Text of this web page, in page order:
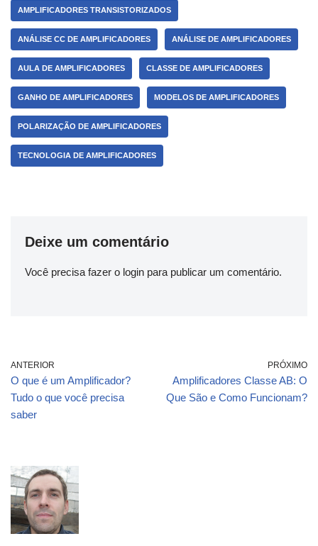
AMPLIFICADORES TRANSISTORIZADOS
ANÁLISE CC DE AMPLIFICADORES ANÁLISE DE AMPLIFICADORES
AULA DE AMPLIFICADORES CLASSE DE AMPLIFICADORES
GANHO DE AMPLIFICADORES MODELOS DE AMPLIFICADORES
POLARIZAÇÃO DE AMPLIFICADORES
TECNOLOGIA DE AMPLIFICADORES
Deixe um comentário
Você precisa fazer o login para publicar um comentário.
ANTERIOR
O que é um Amplificador?
Tudo o que você precisa
saber
PRÓXIMO
Amplificadores Classe AB: O
Que São e Como Funcionam?